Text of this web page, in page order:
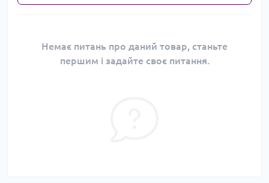
Немає питань про даний товар, станьте
першим і задайте своє питання.